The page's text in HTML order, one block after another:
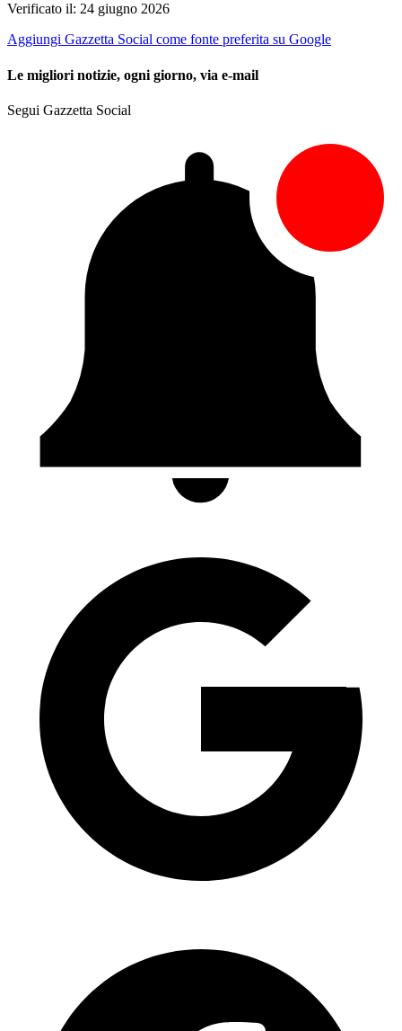
Verificato il: 24 giugno 2026
Aggiungi Gazzetta Social come fonte preferita su Google
Le migliori notizie, ogni giorno, via e-mail
Segui Gazzetta Social